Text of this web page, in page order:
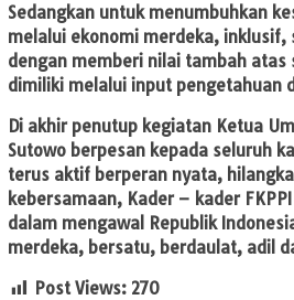
Sedangkan untuk menumbuhkan
melalui ekonomi merdeka,
dengan memberi nilai tambah atas
dimiliki melalui input pengetahuan
Di akhir penutup kegiatan Ketua
Sutowo berpesan kepada seluruh
terus aktif berperan nyata,
kebersamaan, Kader – kader
dalam mengawal Republik
merdeka, bersatu, berdaulat, adil
Post Views: 270